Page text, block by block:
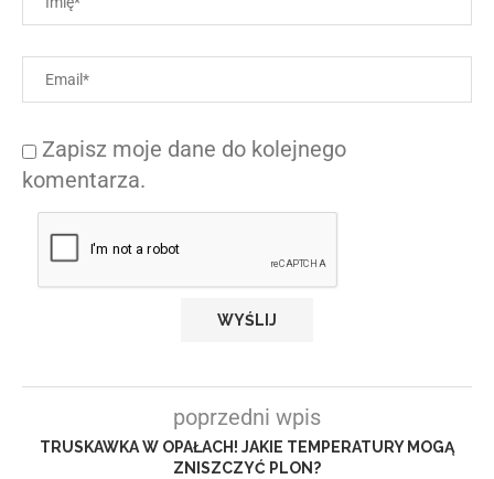
Zapisz moje dane do kolejnego
komentarza.
poprzedni wpis
TRUSKAWKA W OPAŁACH! JAKIE TEMPERATURY MOGĄ
ZNISZCZYĆ PLON?